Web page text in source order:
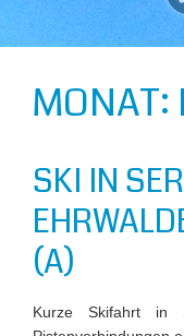
MONAT:
SKI IN
(A)
Kurze Skifahrt in